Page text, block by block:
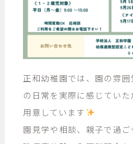
正和幼稚園では、園の雰囲
の日常を実際に感じてい
用意しています
園見学や相談、親子で過